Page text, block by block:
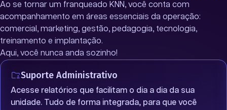
Ao se tornar um franqueado KNN, você conta com
acompanhamento em áreas essenciais da operação:
comercial, marketing, gestão, pedagogia, tecnologia,
treinamento e implantação.
Aqui, você nunca anda sozinho!
Suporte Administrativo
Acesse relatórios que facilitam o dia a dia da sua
unidade. Tudo de forma integrada, para que você